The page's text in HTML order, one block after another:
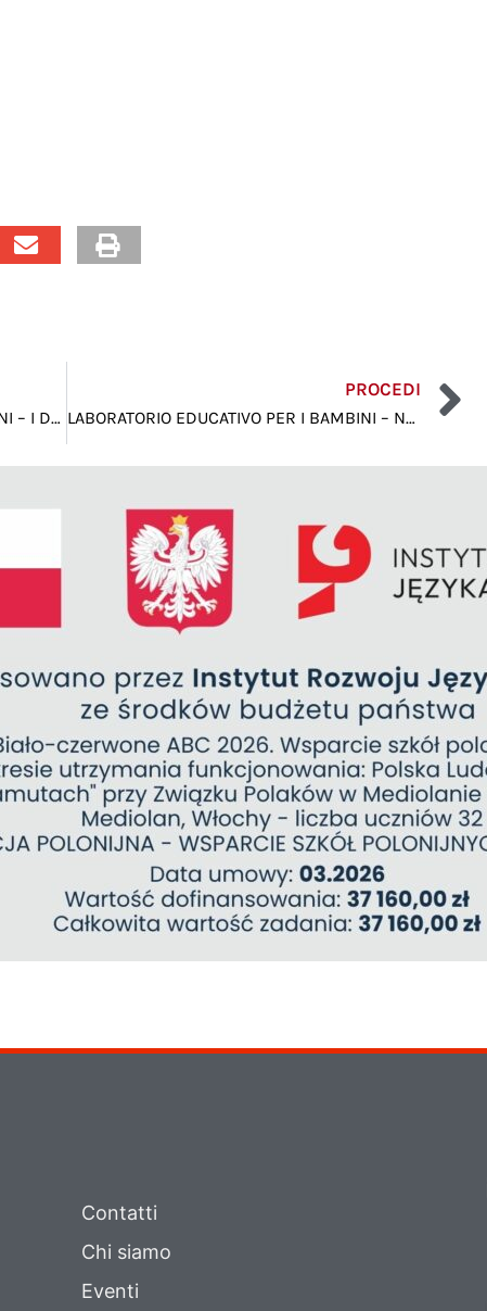
LABORATORIO EDUCATIVO PER BAMBINI – I DONI D’AUTUNNO
PROCEDI
LABORATORIO EDUCATIVO PER I BAMBINI – NOI SIAMO I NANI!!
Contatti
Chi siamo
Eventi